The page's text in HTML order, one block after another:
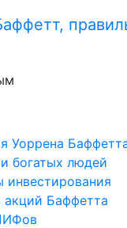
Уоррена
богатых людей
инвестирования
акций Баффетта